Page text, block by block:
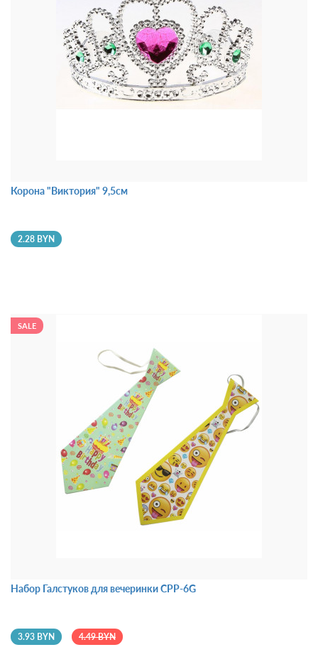
Корона "Виктория" 9,5см
2.28 BYN
SALE
Набор Галстуков для вечеринки CPP-6G
3.93 BYN 4.49 BYN